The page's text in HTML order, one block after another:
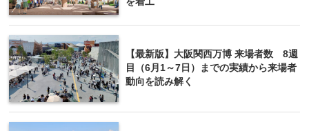
【最新版】大阪関西万博 来場者数 8週
目（6月1～7日）までの実績から来場者
動向を読み解く